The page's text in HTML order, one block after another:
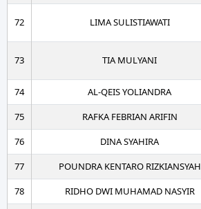
72 LIMA SULISTIAWATI
73 TIA MULYANI
74
AL-QEIS YOLIANDRA
75
RAFKA FEBRIAN ARIFIN
76
DINA SYAHIRA
77
POUNDRA KENTARO RIZKIANSYAH
78
RIDHO DWI MUHAMAD NASYIR